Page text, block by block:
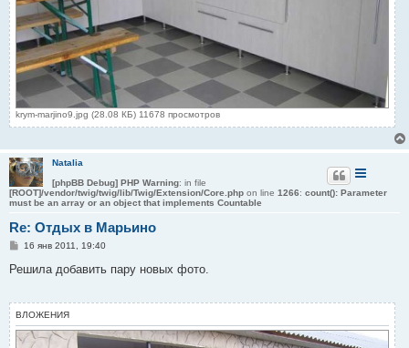
krym-marjino9.jpg (28.08 КБ) 11678 просмотров
Natalia
[phpBB Debug] PHP Warning: in file
[ROOT]/vendor/twig/twig/lib/Twig/Extension/Core.php on line 1266: count(): Parameter
must be an array or an object that implements Countable
Re: Отдых в Марьино
С
о
н
и
е
16 янв 2011, 19:40
Решила добавить пару новых фото.
ВЛОЖЕНИЯ